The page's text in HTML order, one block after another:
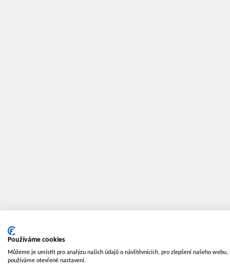
Používáme cookies
Můžeme je umístit pro analýzu našich údajů o návštěvnících, pro zlepšení našeho
používáme otevřené nastavení.